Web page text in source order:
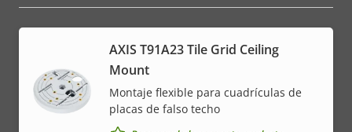
AXIS T91A23 Tile Grid Ceiling
Mount
Montaje flexible para cuadrículas de
placas de falso techo